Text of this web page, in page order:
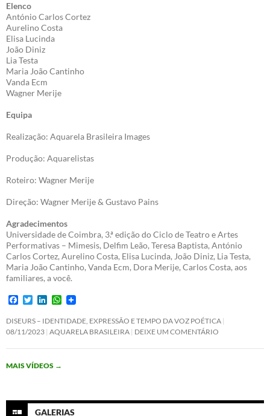
Elenco
António Carlos Cortez
Aurelino Costa
Elisa Lucinda
João Diniz
Lia Testa
Maria João Cantinho
Vanda Ecm
Wagner Merije
Equipa
Realização: Aquarela Brasileira Images
Produção: Aquarelistas
Roteiro: Wagner Merije
Direção: Wagner Merije & Gustavo Pains
Agradecimentos
Universidade de Coimbra, 3.ª edição do Ciclo de Teatro e Artes
Performativas – Mimesis, Delfim Leão, Teresa Baptista, António
Carlos Cortez, Aurelino Costa, Elisa Lucinda, João Diniz, Lia Testa,
Maria João Cantinho, Vanda Ecm, Dora Merije, Carlos Costa, aos
familiares, a você.
F
c
e
o
k
T
i
t
e
n
k
d
n
W
a
t
A
DISEURS – IDENTIDADE, EXPRESSÃO E TEMPO DA VOZ POÉTICA
08/11/2023 AQUARELA BRASILEIRA DEIXE UM COMENTÁRIO
MAIS VÍDEOS →
GALERIAS